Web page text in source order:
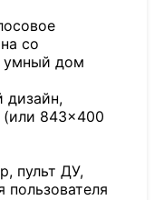
со
умный дом
дизайн,
(или 843×400
пульт ДУ,
пользователя